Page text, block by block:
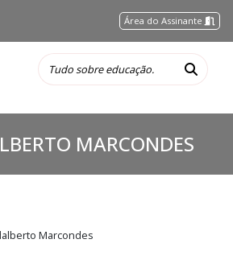
Área do Assinante
MARCONDES
Marcondes